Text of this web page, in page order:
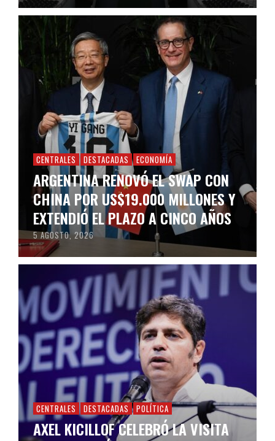
CENTRALES DESTACADAS ECONOMÍA
ARGENTINA RENOVÓ EL SWAP CON
CHINA POR US$19.000 MILLONES Y
EXTENDIÓ EL PLAZO A CINCO AÑOS
5 AGOSTO, 2026
CENTRALES DESTACADAS POLÍTICA
AXEL KICILLOF CELEBRÓ LA VISITA